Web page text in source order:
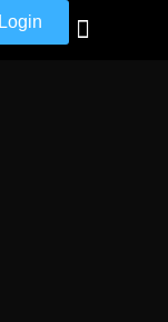
Login